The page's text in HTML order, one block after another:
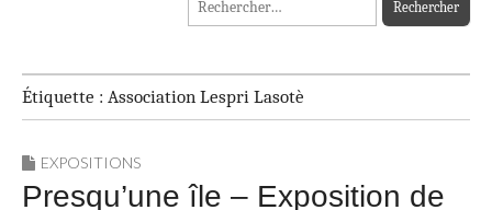
Étiquette : Association Lespri Lasotè
EXPOSITIONS
Presqu’une île – Exposition de